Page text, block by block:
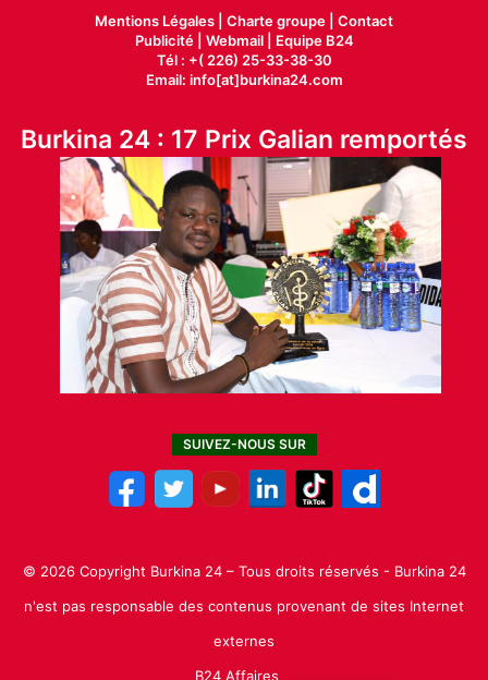
Mentions Légales | Charte groupe | Contact
Publicité| Webmail |
Equipe B24
Tél : +( 226) 25-33-38-30
Email: info[at]burkina24.com
Burkina 24 : 17 Prix Galian remportés
SUIVEZ-NOUS SUR
© 2026 Copyright Burkina 24 – Tous droits réservés - Burkina 24
n'est pas responsable des contenus provenant de sites Internet
externes
B24 Affaires